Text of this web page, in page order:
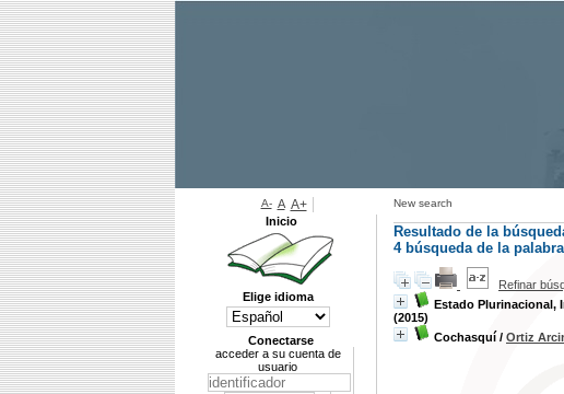
New search
Resultado de la
4búsqueda de la
Refinar
Estado Plurinacional,
(2015)
Cochasquí / Ortiz
A- A A+
Inicio
Elige idioma
Conectarse
acceder a su cuenta de
usuario